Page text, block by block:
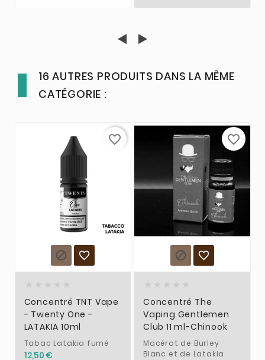
16 AUTRES PRODUITS DANS LA MÊME
CATÉGORIE :
 
Concentré TNT Vape
- Twenty One -
LATAKIA 10ml
Tabac Latakia fumé
12,50 €
favorite_border
 
Concentré The
Vaping Gentlemen
Club 11 ml-Chinook
Macérat de Burley
Blanc et de Latakia
favorite_border